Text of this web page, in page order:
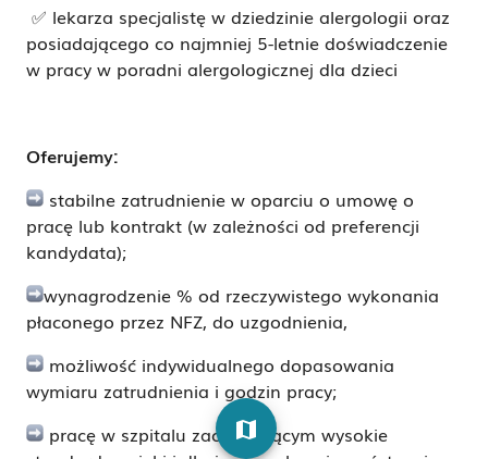
✅ lekarza specjalistę w dziedzinie alergologii oraz
posiadającego co najmniej 5-letnie doświadczenie
w pracy w poradni alergologicznej dla dzieci
Oferujemy:
stabilne zatrudnienie w oparciu o umowę o
pracę lub kontrakt (w zależności od preferencji
kandydata);
wynagrodzenie % od rzeczywistego wykonania
płaconego przez NFZ, do uzgodnienia,
możliwość indywidualnego dopasowania
wymiaru zatrudnienia i godzin pracy;
pracę w szpitalu zachowującym wysokie
map